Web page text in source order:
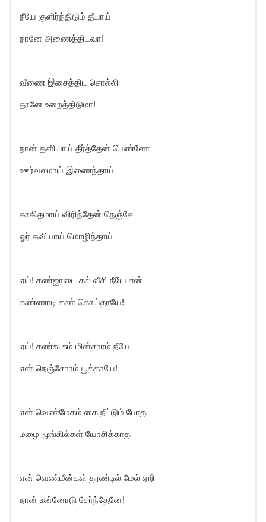
நீயே குளிர்ந்திடும் தீயாய்
நானே அணைத்திடவா!
வீணை இசைத்திட சொல்லி
தானே உறைத்திடுமா!
நான் தனியாய் தீர்த்தேன் பெண்ணே
ஊர்வலமாய் இணைந்தாய்
காகிதமாய் விரிந்தேன் நெஞ்சே
ஓர் கவியாய் மொழிந்தாய்
ஏய்! கண்ஜாடை கல் வீசி நீயே என்
கண்ணாடி கண் கொய்தாயே!
ஏய்! கண்கூசும் மின்சாரம் நீயே
என் நெஞ்சோரம் பூத்தாயே!
என் வெண்மேகம் கை நீட்டும் போது
மழை மூங்கில்கள் யோசிக்காது
என் வெண்மீன்கள் தூண்டில் மேல் ஏறி
நான் உன்னோடு சேர்ந்தேனே!